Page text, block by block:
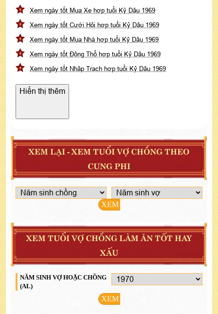
Xem ngày tốt Mua Xe hợp tuổi Kỷ Dậu 1969
Xem ngày tốt Cưới Hỏi hợp tuổi Kỷ Dậu 1969
Xem ngày tốt Mua Nhà hợp tuổi Kỷ Dậu 1969
Xem ngày tốt Động Thổ hợp tuổi Kỷ Dậu 1969
Xem ngày tốt Nhập Trạch hợp tuổi Kỷ Dậu 1969
Hiển thị thêm
XEM LẠI - XEM TUỔI VỢ CHỒNG THEO
CUNG PHI
XEM
XEM TUỔI VỢ CHỒNG LÀM ĂN TỐT HAY
XẤU
NĂM SINH VỢ HOẶC CHỒNG
(AL)
XEM